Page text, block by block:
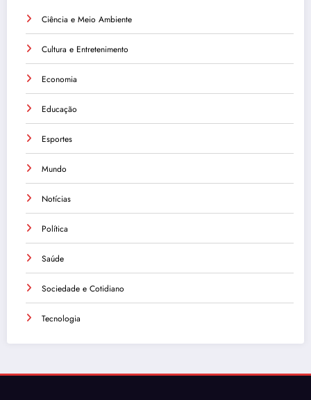
Ciência e Meio Ambiente
Cultura e Entretenimento
Economia
Educação
Esportes
Mundo
Notícias
Política
Saúde
Sociedade e Cotidiano
Tecnologia